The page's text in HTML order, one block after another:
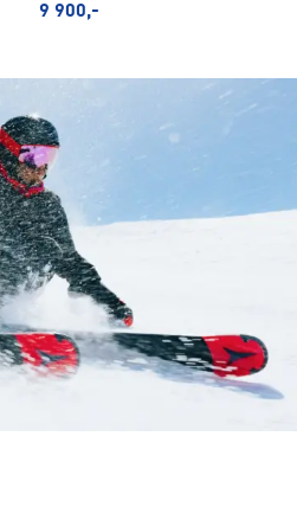
9 900,-